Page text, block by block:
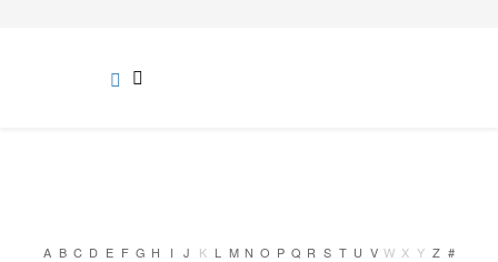
A B C D E F G H I J K L M N O P Q R S T U V W X Y Z #